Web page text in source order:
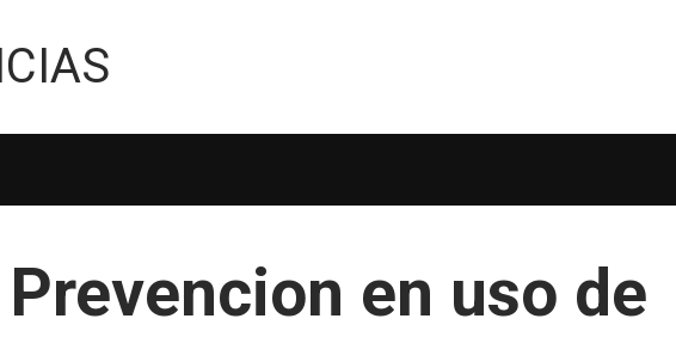
en uso de